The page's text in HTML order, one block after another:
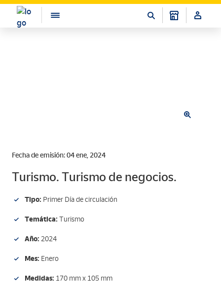
Fecha de emisión: 04 ene, 2024
Turismo. Turismo de negocios.
Tipo: Primer Día de circulación
Temática: Turismo
Año: 2024
Mes: Enero
Medidas: 170 mm x 105 mm